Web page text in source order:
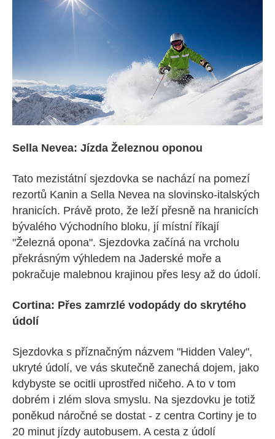
Sella Nevea: Jízda Železnou oponou
Tato mezistátní sjezdovka se nachází na pomezí
rezortů Kanin a Sella Nevea na slovinsko-italských
hranicích. Právě proto, že leží přesně na hranicích
bývalého Východního bloku, jí místní říkají
"Železná opona". Sjezdovka začíná na vrcholu
překrásným výhledem na Jaderské moře a
pokračuje malebnou krajinou přes lesy až do údolí.
Cortina: Přes zamrzlé vodopády do skrytého
údolí
Sjezdovka s příznačným názvem "Hidden Valey",
ukryté údolí, ve vás skutečně zanechá dojem, jako
kdybyste se ocitli uprostřed ničeho. A to v tom
dobrém i zlém slova smyslu. Na sjezdovku je totiž
poněkud náročné se dostat - z centra Cortiny je to
20 minut jízdy autobusem. A cesta z údolí